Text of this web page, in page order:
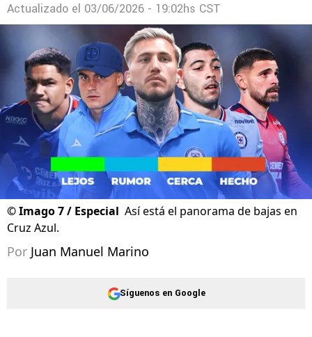
Actualizado el 03/06/2026 - 19:02hs CST
©Imago 7 / Especial Así está el panorama de bajas en
Cruz Azul.
Por Juan Manuel Marino
Síguenos en Google